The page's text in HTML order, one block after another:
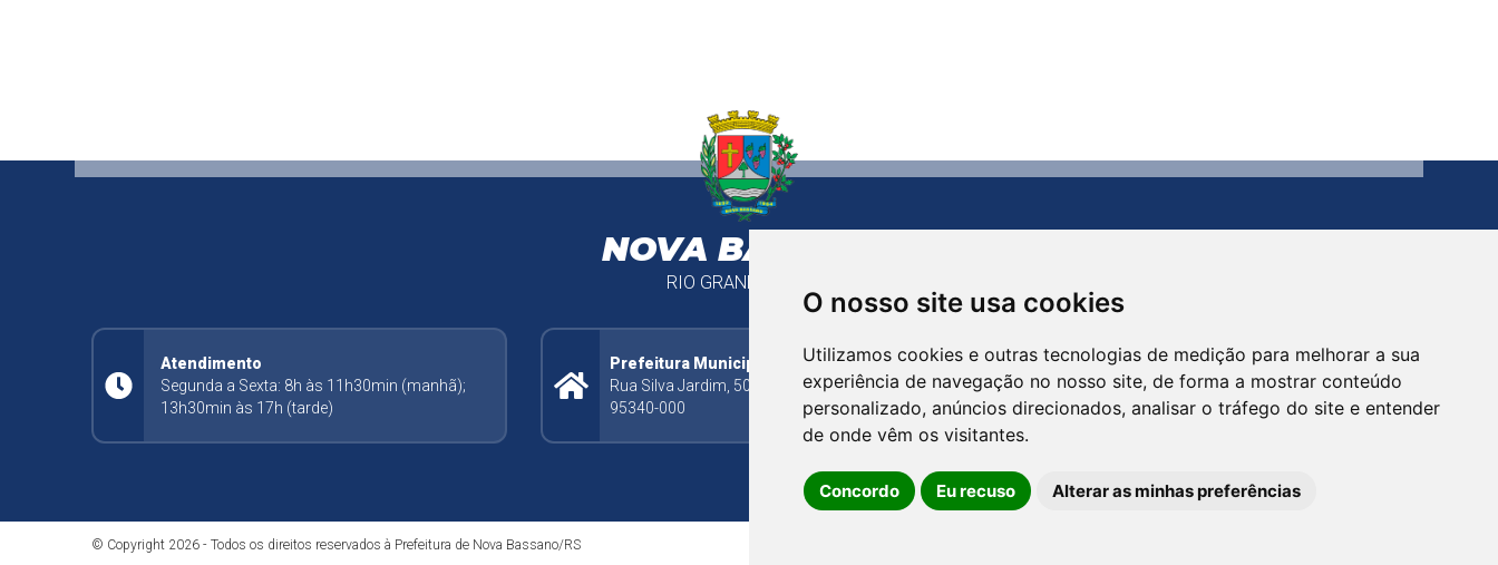
O nosso site usa cookies
Utilizamos cookies e outras tecnologias de medição para melhorar a sua
experiência de navegação no nosso site, de forma a mostrar conteúdo
personalizado, anúncios direcionados, analisar o tráfego do site e entender
de onde vêm os visitantes.
Concordo Eu recuso Alterar as minhas preferências
NOVA BASSANO
RIO GRANDE DO SUL
Atendimento
Segunda a Sexta: 8h às 11h30min (manhã);
13h30min às 17h (tarde)
Prefeitura Municipal
Rua Silva Jardim, 505 - Bairro Centro - CEP:
95340-000
Contato
(54) 3273-1649 ou (54) 3273-1150
© Copyright 2026 - Todos os direitos reservados à Prefeitura de Nova Bassano/RS